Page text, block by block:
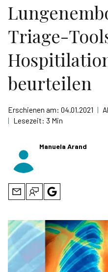
Triage-
beurteilen
Erschienen am: 04.01.2021 |
| Lesezeit: 3 Min
Manuela Arand